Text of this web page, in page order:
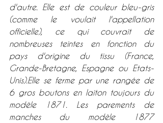
d'autre. Elle est de couleur bleu-gris
(comme le voulait l'appellation
officielle), ce qui couvrait de
nombreuses teintes en fonction du
pays d'origine du tissu (France,
Grande-Bretagne, Espagne ou Etats-
Unis).Elle se ferme par une rangée de
6 gros boutons en laiton toujours du
modèle 1871. Les parements de
manches du modèle 1877